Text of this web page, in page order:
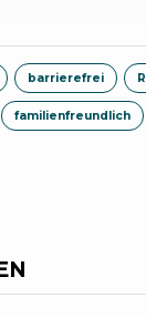
barrierefrei
familienfreundlich